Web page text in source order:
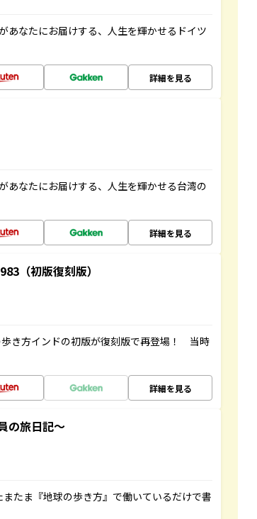
あなたにお届けする、人生を輝かせるドイツ
詳細を見る
あなたにお届けする、人生を輝かせる台湾の
詳細を見る
（初版復刻版）
き方インドの初版が復刻版で再登場！ 当時
詳細を見る
の旅日記～
たま『地球の歩き方』で働いているだけで書